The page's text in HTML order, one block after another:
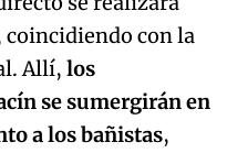
coincidiendo con la
Allí, los
se sumergirán en
a los bañistas,